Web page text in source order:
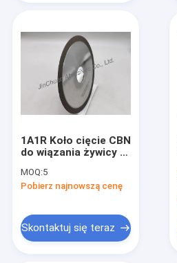
1A1R Koło cięcie CBN
do wiązania żywicy z
MOQ:5
Pobierz najnowszą cenę
Skontaktuj się teraz